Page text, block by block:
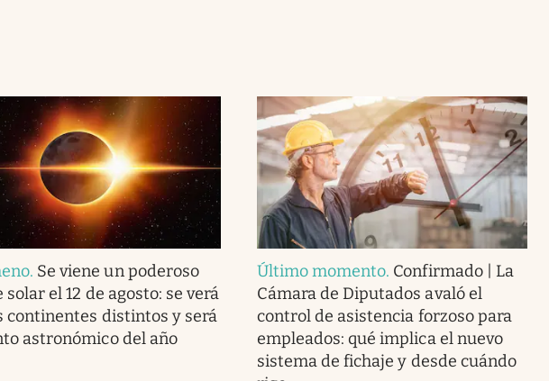
. Se viene un poderoso
solar el 12 de agosto: se verá
continentes distintos y será
astronómico del año
Último momento. Confirmado | La
Cámara de Diputados avaló el
control de asistencia forzoso para
empleados: qué implica el nuevo
sistema de fichaje y desde cuándo